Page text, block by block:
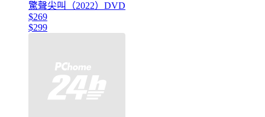
驚聲尖叫（2022）DVD
$269
$299